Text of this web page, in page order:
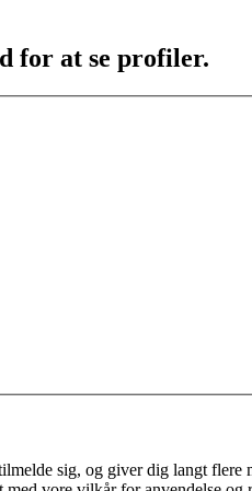
for at se profiler.
sig, og giver dig langt